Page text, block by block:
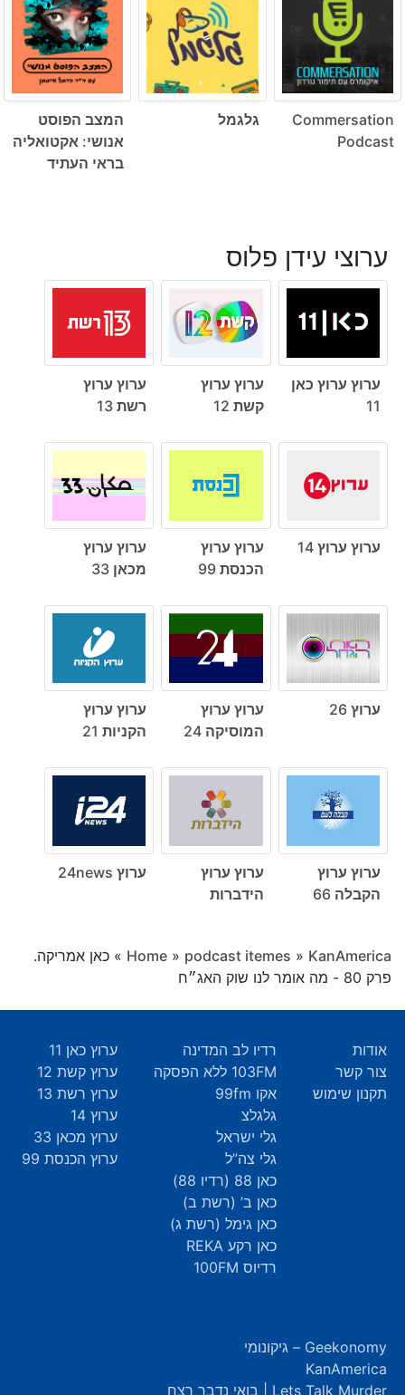
Commersation
Podcast
גלגמל
המצב הפוסט
אנושי: אקטואליה
בראי העתיד
ערוצי עידן פלוס
ערוץ ערוץ כאן
11
ערוץ ערוץ
קשת 12
ערוץ ערוץ
רשת 13
ערוץ ערוץ 14
ערוץ ערוץ
הכנסת 99
ערוץ ערוץ
מכאן 33
ערוץ 26
ערוץ ערוץ
המוסיקה 24
ערוץ ערוץ
הקניות 21
ערוץ ערוץ
הקבלה 66
ערוץ ערוץ
הידברות
ערוץ 24news
Home » podcast itemes » KanAmerica
» כאן אמריקה.
פרק 80 - מה אומר לנו שוק האג״ח
אודות
צור קשר
תקנון שימוש
רדיו לב המדינה
103FM ללא הפסקה
אקו 99fm
גלגלצ
גלי ישראל
גלי צה”ל
כאן 88 (רדיו 88)
כאן ב’ (רשת ב)
כאן גימל (רשת ג)
כאן רקע REKA
רדיוס 100FM
ערוץ כאן 11
ערוץ קשת 12
ערוץ רשת 13
ערוץ 14
ערוץ מכאן 33
ערוץ הכנסת 99
Geekonomy – גיקונומי
KanAmerica
Lets Talk Murder | בואי נדבר רצח